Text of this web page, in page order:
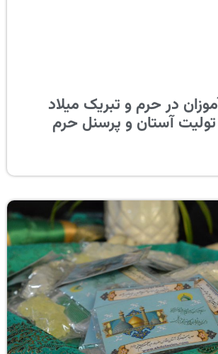
در حرم و تبریک میلاد
تولیت آستان و پرسنل حرم